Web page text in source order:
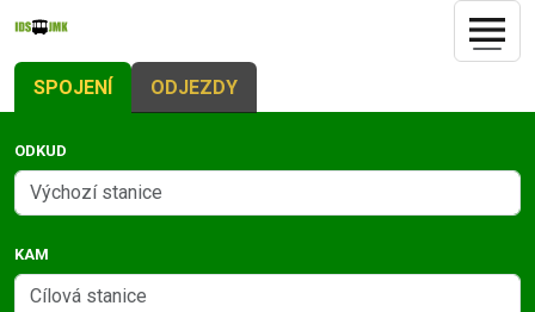
SPOJENÍ ODJEZDY
ODKUD
KAM